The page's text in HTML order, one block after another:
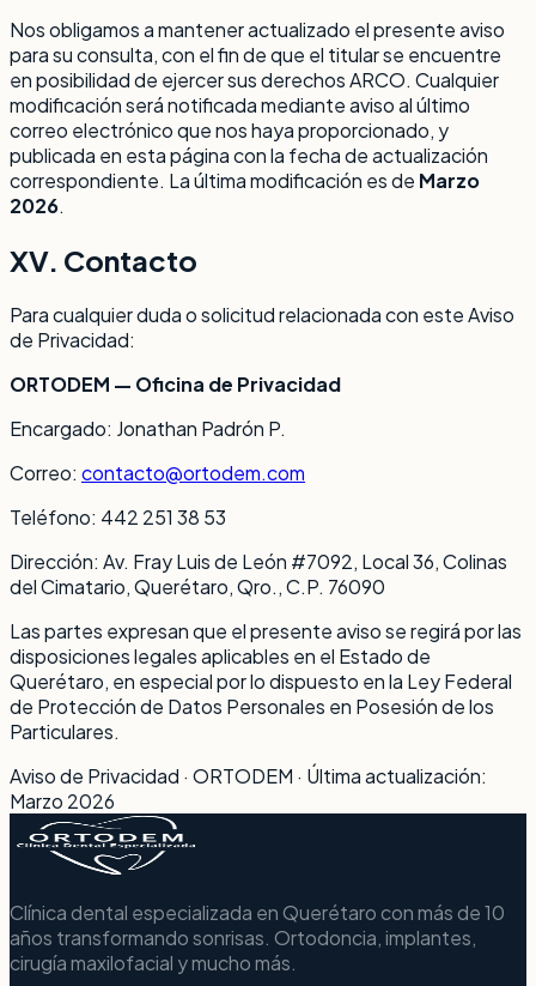
Nos obligamos a mantener actualizado el presente aviso
para su consulta, con el fin de que el titular se encuentre
en posibilidad de ejercer sus derechos ARCO. Cualquier
modificación será notificada mediante aviso al último
correo electrónico que nos haya proporcionado, y
publicada en esta página con la fecha de actualización
correspondiente. La última modificación es de Marzo
2026.
XV. Contacto
Para cualquier duda o solicitud relacionada con este Aviso
de Privacidad:
ORTODEM — Oficina de Privacidad
Encargado: Jonathan Padrón P.
Correo: contacto@ortodem.com
Teléfono: 442 251 38 53
Dirección: Av. Fray Luis de León #7092, Local 36, Colinas
del Cimatario, Querétaro, Qro., C.P. 76090
Las partes expresan que el presente aviso se regirá por las
disposiciones legales aplicables en el Estado de
Querétaro, en especial por lo dispuesto en la Ley Federal
de Protección de Datos Personales en Posesión de los
Particulares.
Aviso de Privacidad · ORTODEM · Última actualización:
Marzo 2026
Clínica dental especializada en Querétaro con más de 10
años transformando sonrisas. Ortodoncia, implantes,
cirugía maxilofacial y mucho más.